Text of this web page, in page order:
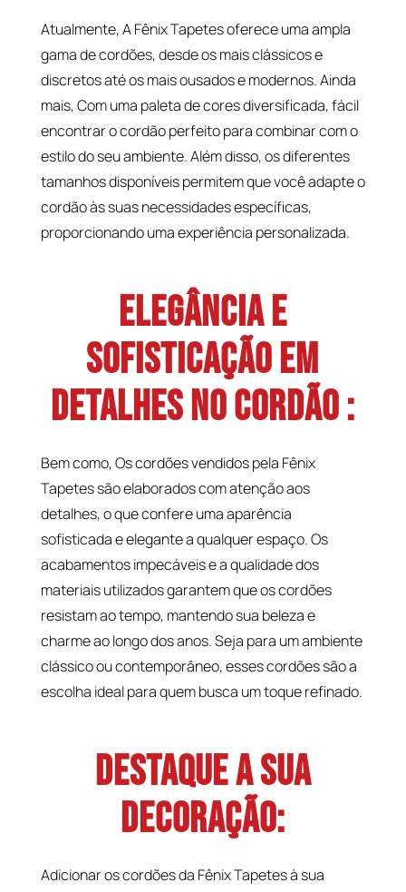
Atualmente, A Fênix Tapetes oferece uma ampla
gama de cordões, desde os mais clássicos e
discretos até os mais ousados e modernos. Ainda
mais, Com uma paleta de cores diversificada, fácil
encontrar o cordão perfeito para combinar com o
estilo do seu ambiente. Além disso, os diferentes
tamanhos disponíveis permitem que você adapte o
cordão às suas necessidades específicas,
proporcionando uma experiência personalizada.
Elegância e
Sofisticação em
Detalhes no Cordão :
Bem como, Os cordões vendidos pela Fênix
Tapetes são elaborados com atenção aos
detalhes, o que confere uma aparência
sofisticada e elegante a qualquer espaço. Os
acabamentos impecáveis e a qualidade dos
materiais utilizados garantem que os cordões
resistam ao tempo, mantendo sua beleza e
charme ao longo dos anos. Seja para um ambiente
clássico ou contemporâneo, esses cordões são a
escolha ideal para quem busca um toque refinado.
Destaque a Sua
Decoração:
Adicionar os cordões da Fênix Tapetes à sua